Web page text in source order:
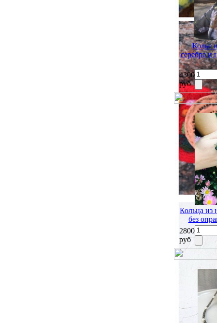
Колье
серебра и
4300
руб
Кольца из
без
2800
руб